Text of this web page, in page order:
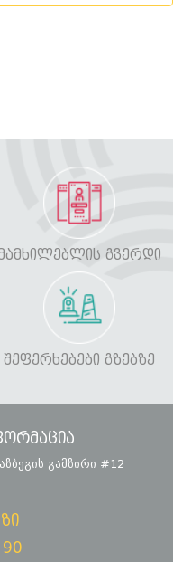
ᲒᲕᲔᲠᲓᲘ
ᲨᲔᲤᲔᲠᲮᲔᲑᲔᲑᲘ ᲒᲖᲔᲑᲖᲔ
გამზირი #12